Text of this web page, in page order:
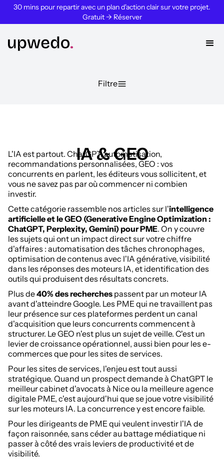
30 mins pour repartir avec un plan d'action clair sur votre projet.
Gratuit → Réserver
Filtre
IA & GEO
L'IA est partout. ChatGPT, automatisation,
recommandations personnalisées, GEO : vos
concurrents en parlent, les éditeurs vous sollicitent, et
vous ne savez pas par où commencer ni combien
investir.
Cette catégorie rassemble nos articles sur l'intelligence
artificielle et le GEO (Generative Engine Optimization :
ChatGPT, Perplexity, Gemini) pour PME. On y couvre
les sujets qui ont un impact direct sur votre chiffre
d'affaires : automatisation des tâches chronophages,
optimisation de contenus avec l'IA générative, visibilité
dans les réponses des moteurs IA, et identification des
outils qui produisent des résultats concrets.
Plus de40% des recherches passent par un moteur IA
avant d'atteindre Google. Les PME qui ne travaillent pas
leur présence sur ces plateformes perdent un canal
d'acquisition que leurs concurrents commencent à
structurer. Le GEO n'est plus un sujet de veille. C'est un
levier de croissance opérationnel, aussi bien pour les e-
commerces que pour les sites de services.
Pour les sites de services, l'enjeu est tout aussi
stratégique. Quand un prospect demande à ChatGPT le
meilleur cabinet d'avocats à Nice ou la meilleure agence
digitale PME, c'est aujourd'hui que se joue votre visibilité
sur les moteurs IA. La concurrence y est encore faible.
Pour les dirigeants de PME qui veulent investir l'IA de
façon raisonnée, sans céder au battage médiatique ni
passer à côté des vrais leviers de productivité et de
visibilité.